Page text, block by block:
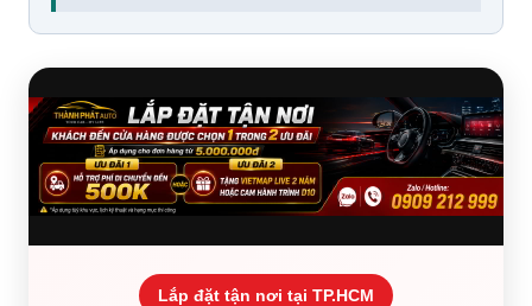
Lắp đặt tận nơi tại TP.HCM